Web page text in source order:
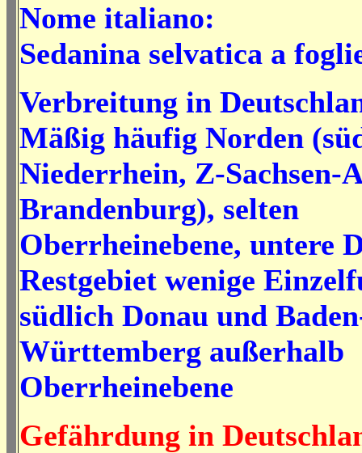
Nome italiano:
Sedanina selvatica a
Verbreitung in
Mäßig häufig Norden
Niederrhein, Z-Sachsen-
Brandenburg), selten
Oberrheinebene, untere
Restgebiet wenige
südlich Donau und
Württemberg außerhalb
Oberrheinebene
Gefährdung in